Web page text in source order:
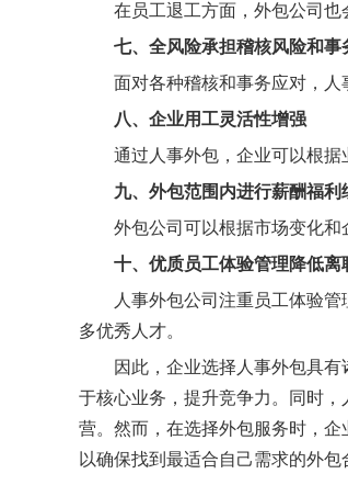
在员工退工方面，外包公司也
七、全风险承担稽核风险和事
面对各种稽核和事务应对，人
八、企业用工灵活性增强
通过人事外包，企业可以根据
九、外包范围内进行薪酬福利
外包公司可以根据市场变化和企
十、优质员工体验管理降低离
人事外包公司注重员工体验管
多优秀人才。
因此，企业选择人事外包具有
于核心业务，提升竞争力。同时
营。然而，在选择外包服务时，
以确保找到最适合自己需求的外包